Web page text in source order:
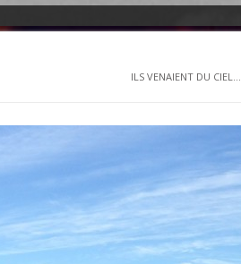
ILS VENAIENT DU CIEL...